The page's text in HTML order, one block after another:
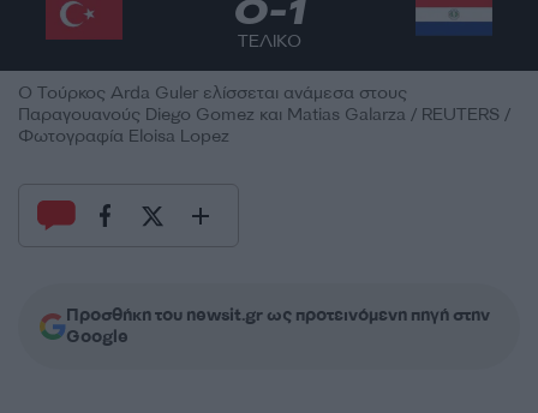
0-1
ΤΕΛΙΚΟ
Ο Τούρκος Arda Guler ελίσσεται ανάμεσα στους
Παραγουανούς Diego Gomez και Matias Galarza / REUTERS /
Φωτογραφία Eloisa Lopez
Προσθήκη του newsit.gr ως προτεινόμενη πηγή στην
Google